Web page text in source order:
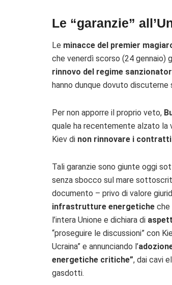
Le “garanzie”
Le minacce del premier
che venerdì scorso (24 gennaio)
rinnovo del regime
hanno dunque dovuto discuterne
Per non apporre il proprio veto,
quale ha recentemente alzato la
Kiev di non rinnovare i
Tali garanzie sono giunte oggi
senza sbocco sul mare
documento – privo di valore
infrastrutture energetiche che
l’intera Unione e dichiara di
“proseguire le discussioni” con
Ucraina” e annunciando l’
energetiche critiche”, dai cavi
gasdotti.